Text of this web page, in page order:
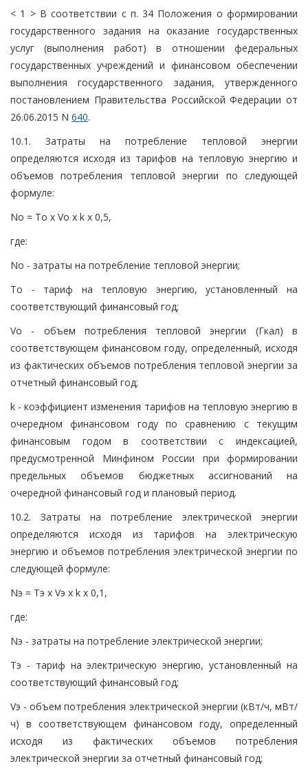
< 1 > В соответствии с п. 34 Положения о формировании
государственного задания на оказание государственных
услуг (выполнения работ) в отношении федеральных
государственных учреждений и финансовом обеспечении
выполнения государственного задания, утвержденного
постановлением Правительства Российской Федерации от
26.06.2015 N 640.
10.1. Затраты на потребление тепловой энергии
определяются исходя из тарифов на тепловую энергию и
объемов потребления тепловой энергии по следующей
формуле:
No = Тo x Vo x k x 0,5,
где:
No - затраты на потребление тепловой энергии;
Тo - тариф на тепловую энергию, установленный на
соответствующий финансовый год;
Vo - объем потребления тепловой энергии (Гкал) в
соответствующем финансовом году, определенный, исходя
из фактических объемов потребления тепловой энергии за
отчетный финансовый год;
k - коэффициент изменения тарифов на тепловую энергию в
очередном финансовом году по сравнению с текущим
финансовым годом в соответствии с индексацией,
предусмотренной Минфином России при формировании
предельных объемов бюджетных ассигнований на
очередной финансовый год и плановый период.
10.2. Затраты на потребление электрической энергии
определяются исходя из тарифов на электрическую
энергию и объемов потребления электрической энергии по
следующей формуле:
Nэ = Тэ x Vэ x k x 0,1,
где:
Nэ - затраты на потребление электрической энергии;
Тэ - тариф на электрическую энергию, установленный на
соответствующий финансовый год;
Vэ - объем потребления электрической энергии (кВт/ч, мВт/
ч) в соответствующем финансовом году, определенный
исходя из фактических объемов потребления
электрической энергии за отчетный финансовый год;